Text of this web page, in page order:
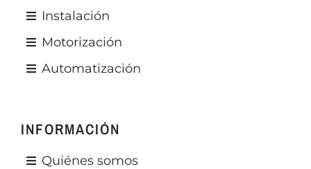
Instalación
Motorización
Automatización
INFORMACIÓN
Quiénes somos